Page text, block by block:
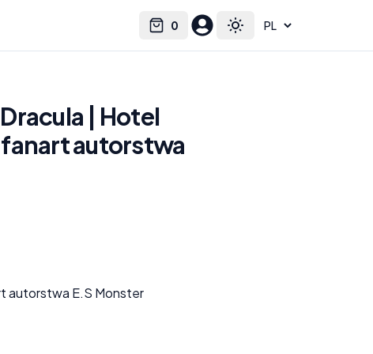
0
Cart Toggle theme
Select language
| Hotel
autorstwa
autorstwa E.S Monster